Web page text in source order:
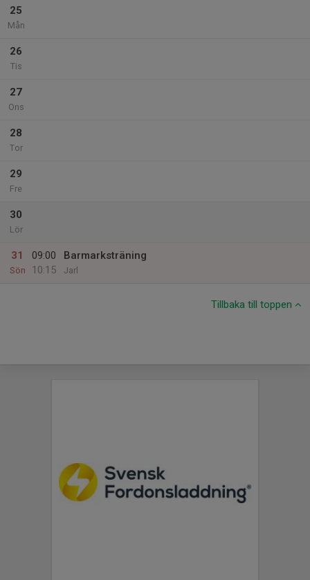
25
Mån
26
Tis
27
Ons
28
Tor
29
Fre
30
Lör
31
Sön
09:00
10:15
Barmarksträning
Jarl
Tillbaka till toppen